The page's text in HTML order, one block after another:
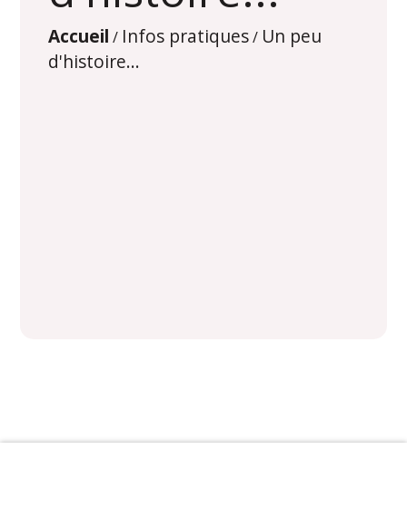
Accueil / Infos pratiques/ Un peu
d'histoire...